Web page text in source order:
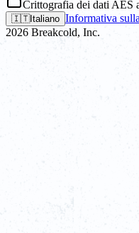
Crittografia dei dati AES
🇮🇹Italiano Informativa
2026 Breakcold, Inc.